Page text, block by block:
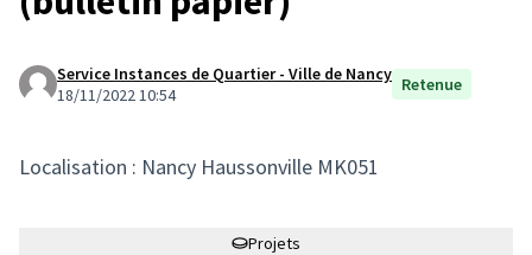
Service Instances de Quartier - Ville de Nancy
18/11/2022 10:54
Retenue
Localisation : Nancy Haussonville MK051
Projets